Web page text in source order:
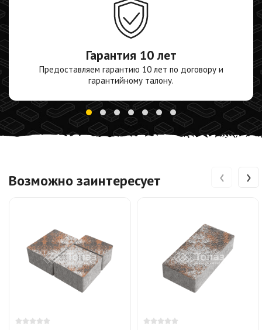
Гарантия 10 лет
Предоставляем гарантию 10 лет по договору и
гарантийному талону.
Возможно заинтересует ‹ ›